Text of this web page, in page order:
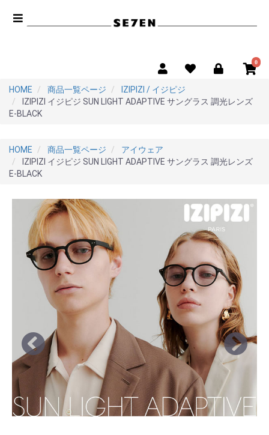
0
HOME 商品一覧ページ
IZIPIZI / イジピジ
IZIPIZI イジピジ SUN LIGHT ADAPTIVE サングラス 調光レンズ
E-BLACK
HOME 商品一覧ページ
アイウェア
IZIPIZI イジピジ SUN LIGHT ADAPTIVE サングラス 調光レンズ
E-BLACK